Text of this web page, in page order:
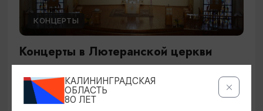
КОНЦЕРТЫ
Концерты в Лютеранской церкви
19.07.2026 - 19.08.2026, 19:00
Калининград, Евангелическо-лютеранская церковь
«Воскресения»
КАЛИНИНГРАДСКАЯ
ОБЛАСТЬ
80 ЛЕТ